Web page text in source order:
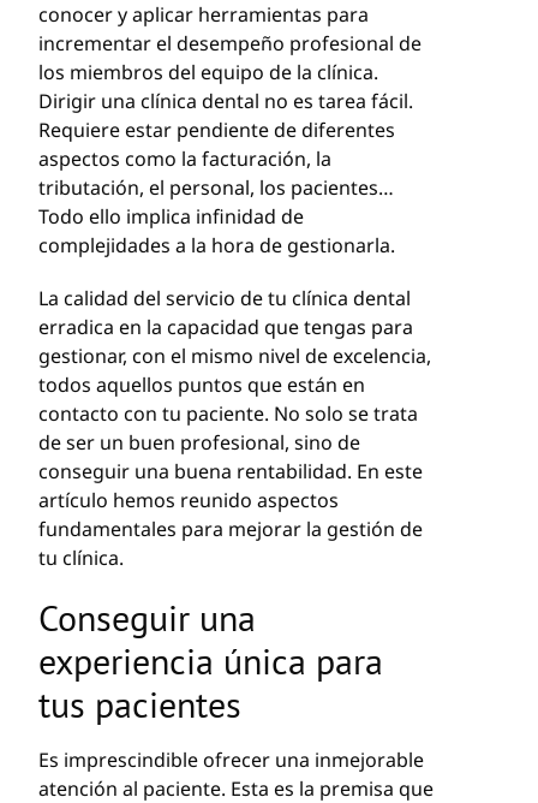
conocer y aplicar herramientas para
incrementar el desempeño profesional de
los miembros del equipo de la clínica.
Dirigir una clínica dental no es tarea fácil.
Requiere estar pendiente de diferentes
aspectos como la facturación, la
tributación, el personal, los pacientes…
Todo ello implica infinidad de
complejidades a la hora de gestionarla.
La calidad del servicio de tu clínica dental
erradica en la capacidad que tengas para
gestionar, con el mismo nivel de excelencia,
todos aquellos puntos que están en
contacto con tu paciente. No solo se trata
de ser un buen profesional, sino de
conseguir una buena rentabilidad. En este
artículo hemos reunido aspectos
fundamentales para mejorar la gestión de
tu clínica.
Conseguir una
experiencia única para
tus pacientes
Es imprescindible ofrecer una inmejorable
atención al paciente. Esta es la premisa que